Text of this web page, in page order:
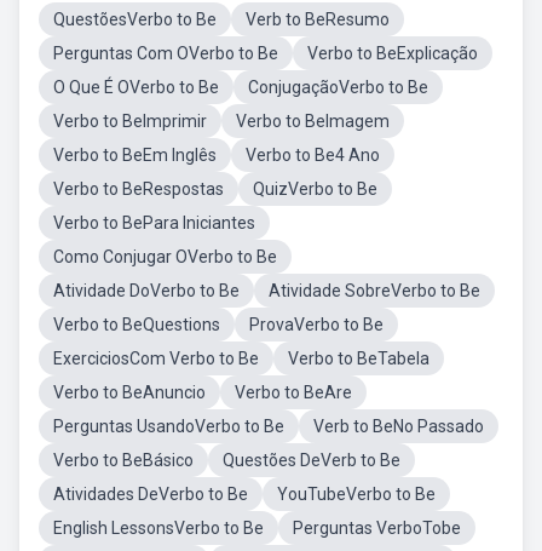
QuestõesVerbo to Be
Verb to BeResumo
Perguntas Com OVerbo to Be
Verbo to BeExplicação
O Que É OVerbo to Be
ConjugaçãoVerbo to Be
Verbo to BeImprimir
Verbo to BeImagem
Verbo to BeEm Inglês
Verbo to Be4 Ano
Verbo to BeRespostas
QuizVerbo to Be
Verbo to BePara Iniciantes
Como Conjugar OVerbo to Be
Atividade DoVerbo to Be
Atividade SobreVerbo to Be
Verbo to BeQuestions
ProvaVerbo to Be
ExerciciosCom Verbo to Be
Verbo to BeTabela
Verbo to BeAnuncio
Verbo to BeAre
Perguntas UsandoVerbo to Be
Verb to BeNo Passado
Verbo to BeBásico
Questões DeVerb to Be
Atividades DeVerbo to Be
YouTubeVerbo to Be
English LessonsVerbo to Be
Perguntas VerboTobe